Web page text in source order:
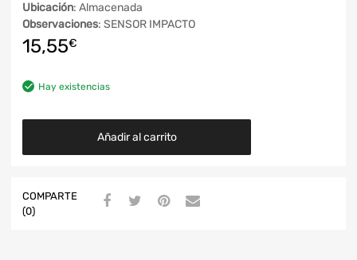
Ubicación: Almacenada
Observaciones: SENSOR IMPACTO
15,55€
Hay existencias
Añadir al carrito
COMPARTE
(0)